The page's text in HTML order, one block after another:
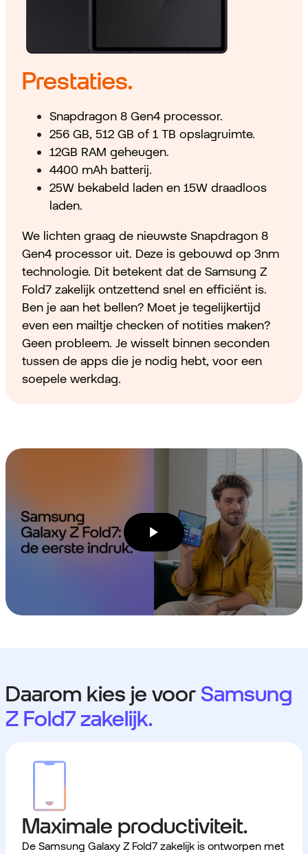
Prestaties.
Snapdragon 8 Gen4 processor.
256 GB, 512 GB of 1 TB opslagruimte.
12GB RAM geheugen.
4400 mAh batterij.
25W bekabeld laden en 15W draadloos
laden.
We lichten graag de nieuwste Snapdragon 8
Gen4 processor uit. Deze is gebouwd op 3nm
technologie. Dit betekent dat de Samsung Z
Fold7 zakelijk ontzettend snel en efficiënt is.
Ben je aan het bellen? Moet je tegelijkertijd
even een mailtje checken of notities maken?
Geen probleem. Je wisselt binnen seconden
tussen de apps die je nodig hebt, voor een
soepele werkdag.
Daarom kies je voorSamsung
Z Fold7 zakelijk.
Maximale productiviteit.
De Samsung Galaxy Z Fold7 zakelijk is ontworpen met